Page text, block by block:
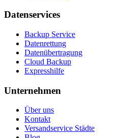
Datenservices
Backup Service
Datenrettung
Datenübertragung
Cloud Backup
Expresshilfe
Unternehmen
Über uns
Kontakt
Versandservice Städte